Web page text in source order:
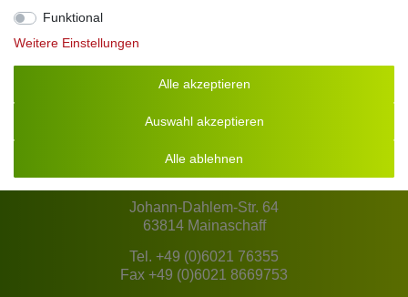
ist abhängig vom Mehrwertsteuersatz des Lieferlandes
info[at]geniess-bar.de
Johann-Dahlem-Str. 64
63814 Mainaschaff
Tel. +49 (0)6021 76355
Fax +49 (0)6021 8669753
Funktional
Weitere Einstellungen
Alle akzeptieren
Auswahl akzeptieren
Alle ablehnen